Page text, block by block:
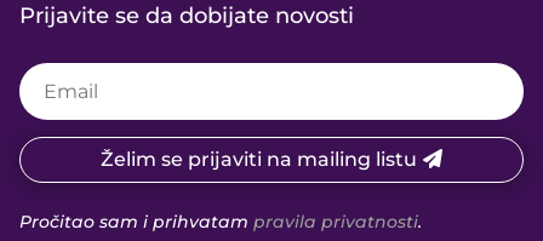
Prijavite se da dobijate novosti
Želim se prijaviti na mailing listu
Pročitao sam i prihvatam pravila privatnosti.